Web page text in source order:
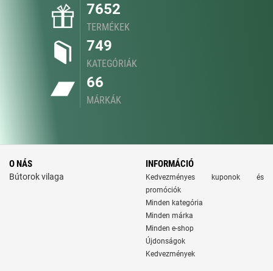
7652
TERMÉKEK
749
KATEGÓRIÁK
66
MÁRKÁK
O NÁS
Bútorok vilaga
INFORMÁCIÓ
Kedvezményes kuponok és
promóciók
Minden kategória
Minden márka
Minden e-shop
Újdonságok
Kedvezmények